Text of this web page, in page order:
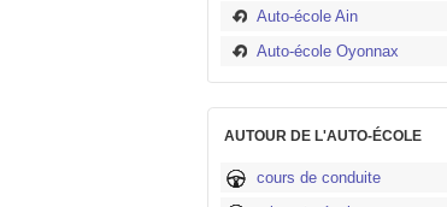
Auto-école Ain
Auto-école Oyonnax
AUTOUR DE L'AUTO-ÉCOLE
cours de conduite